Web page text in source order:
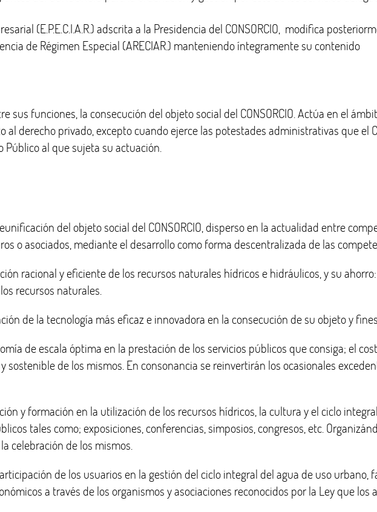
(E.P.E.C.I.A.R.) adscrita a la Presidencia del CONSORCIO, modifica
de Régimen Especial (ARECIAR.) manteniendo íntegramente su contenido
sus funciones, la consecución del objeto social del CONSORCIO. Actúa en el
derecho privado, excepto cuando ejerce las potestades administrativas que el
Público al que sujeta su actuación.
del objeto social del CONSORCIO, disperso en la actualidad entre
o asociados, mediante el desarrollo como forma descentralizada de las
racional y eficiente de los recursos naturales hídricos e hidráulicos, y su
recursos naturales.
de la tecnología más eficaz e innovadora en la consecución de su objeto y
de escala óptima en la prestación de los servicios públicos que consiga; el
sostenible de los mismos. En consonancia se reinvertirán los ocasionales
y formación en la utilización de los recursos hídricos, la cultura y el ciclo
tales como; exposiciones, conferencias, simposios, congresos, etc.
celebración de los mismos.
de los usuarios en la gestión del ciclo integral del agua de uso urbano,
a través de los organismos y asociaciones reconocidos por la Ley que los